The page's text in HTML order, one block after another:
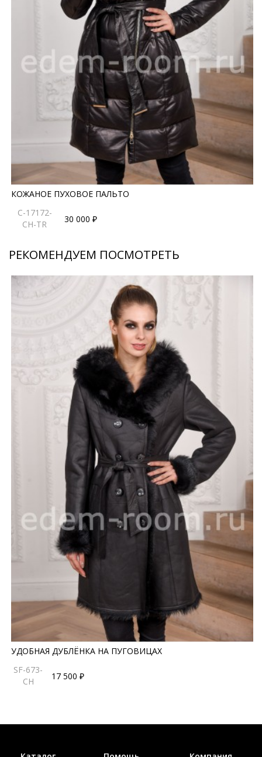
КОЖАНОЕ ПУХОВОЕ ПАЛЬТО
C-17172-
CH-TR
30 000 ₽
РЕКОМЕНДУЕМ ПОСМОТРЕТЬ
УДОБНАЯ ДУБЛЁНКА НА ПУГОВИЦАХ
SF-673-
CH
17 500 ₽